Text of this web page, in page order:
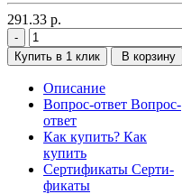
291.33 р.
Купить в 1 клик В корзину
Описание
Вопрос-ответ Вопрос-
ответ
Как купить? Как
купить
Сертификаты Серти-
фикаты